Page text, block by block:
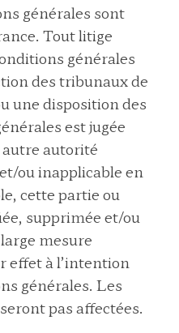
générales sont
Tout litige
générales
des tribunaux de
une disposition des
est jugée
autorité
ou inapplicable en
cette partie ou
supprimée et/ou
mesure
effet à l’intention
générales. Les
pas affectées.